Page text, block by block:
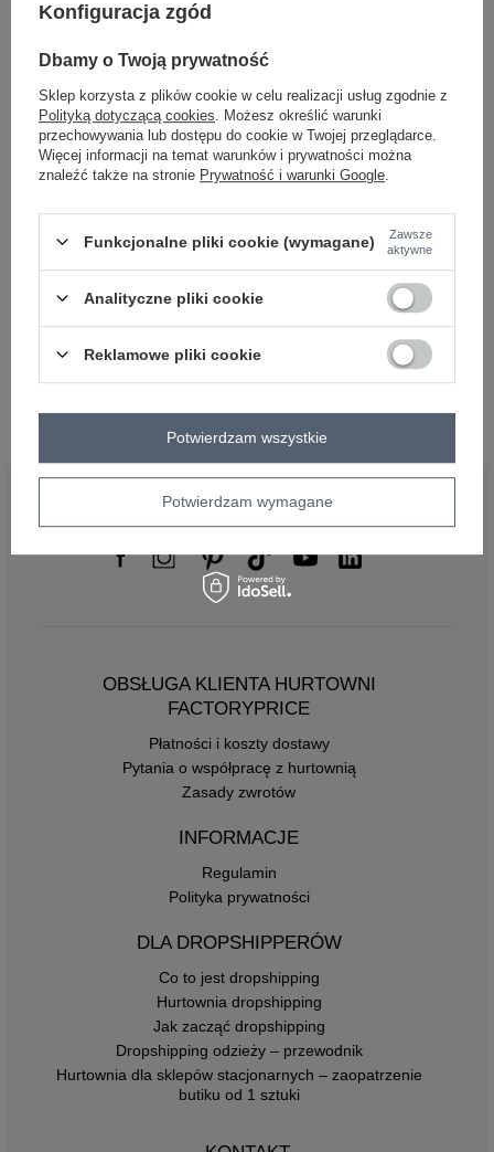
gładki
#długość:
#dekolt:
okrągły
#styl:
casual
#okazja:
#skład materiału :
emblemat_FP:
txt_COTTON COMFORT#546070#FFFFFF
Rozmiar: S/M
Centrum Logistyczne Nadarzyn
Dostępny
BĄDŹ BLISKO NAS
OBSŁUGA KLIENTA HURTOWNI
FACTORYPRICE
Płatności i koszty dostawy
Pytania o współpracę z hurtownią
Zasady zwrotów
INFORMACJE
Regulamin
Polityka prywatności
DLA DROPSHIPPERÓW
Co to jest dropshipping
Hurtownia dropshipping
Jak zacząć dropshipping
Dropshipping odzieży – przewodnik
Hurtownia dla sklepów stacjonarnych – zaopatrzenie
butiku od 1 sztuki
Konfiguracja zgód
Dbamy o Twoją prywatność
Sklep korzysta z plików cookie w celu realizacji usług zgodnie z
Polityką dotyczącą cookies . Możesz określić warunki
przechowywania lub dostępu do cookie w Twojej przeglądarce.
Więcej informacji na temat warunków i prywatności można
znaleźć także na stronie Prywatność i warunki Google
Funkcjonalne pliki cookie (wymagane)
Zawsze
aktywne
Analityczne pliki cookie
Reklamowe pliki cookie
Potwierdzam wymagane
Potwierdzam wszystkie